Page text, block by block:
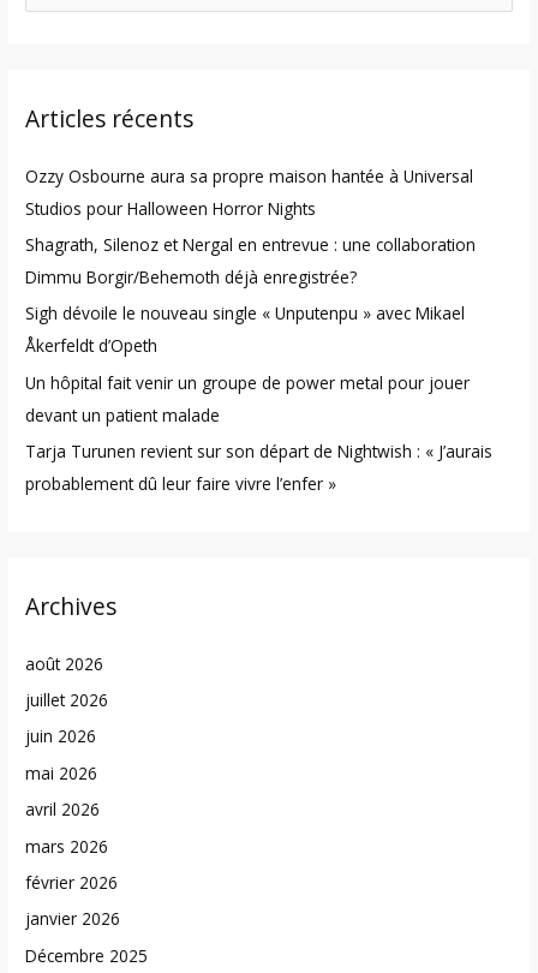
c
f
o
r
:
Articles récents
Ozzy Osbourne aura sa propre maison hantée à Universal
Studios pour Halloween Horror Nights
Shagrath, Silenoz et Nergal en entrevue : une collaboration
Dimmu Borgir/Behemoth déjà enregistrée?
Sigh dévoile le nouveau single « Unputenpu » avec Mikael
Åkerfeldt d’Opeth
Un hôpital fait venir un groupe de power metal pour jouer
devant un patient malade
Tarja Turunen revient sur son départ de Nightwish : « J’aurais
probablement dû leur faire vivre l’enfer »
Archives
août 2026
juillet 2026
juin 2026
mai 2026
avril 2026
mars 2026
février 2026
janvier 2026
Décembre 2025